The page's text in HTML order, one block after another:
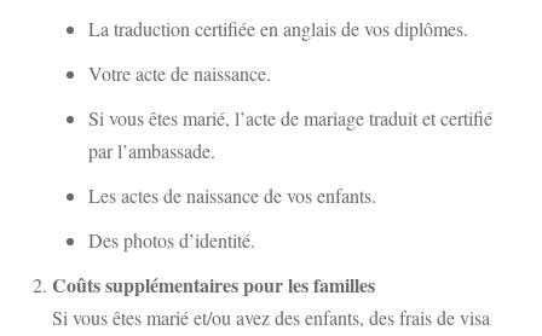
La traduction certifiée en anglais de vos diplômes.
Votre acte de naissance.
Si vous êtes marié, l’acte de mariage traduit et certifié
par l’ambassade.
Les actes de naissance de vos enfants.
Des photos d’identité.
Coûts supplémentaires pour les familles
Si vous êtes marié et/ou avez des enfants, des frais de visa